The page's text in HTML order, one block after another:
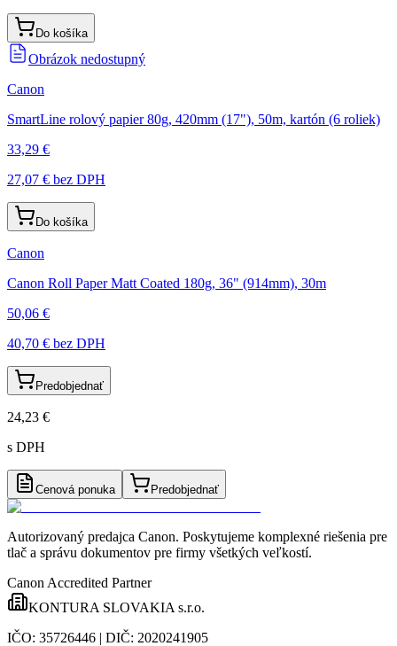
Do košíka
Obrázok nedostupný
Canon
SmartLine rolový papier 80g, 420mm (17"), 50m, kartón (6 roliek)
33,29 €
27,07 € bez DPH
Do košíka
Canon
Canon Roll Paper Matt Coated 180g, 36" (914mm), 30m
50,06 €
40,70 € bez DPH
Predobjednať
24,23 €
s DPH
Cenová ponuka Predobjednať
Autorizovaný predajca Canon. Poskytujeme komplexné riešenia pre
tlač a správu dokumentov pre firmy všetkých veľkostí.
Canon Accredited Partner
KONTURA SLOVAKIA s.r.o.
IČO: 35726446 | DIČ: 2020241905